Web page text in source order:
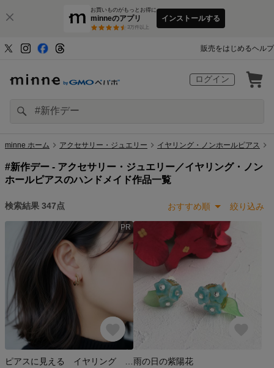
お買いものがもっとお得に
minneのアプリ
3万件以上
インストールする
販売をはじめるヘルプ
ログイン
minne ホーム アクセサリー・ジュエリー イヤリング・ノンホールピアス
#新作デー - アクセサリー・ジュエリー／イヤリング・ノン
ホールピアスのハンドメイド作品一覧
おすすめ順 絞り込み
検索結果 347点
PR
雨の日の紫陽花